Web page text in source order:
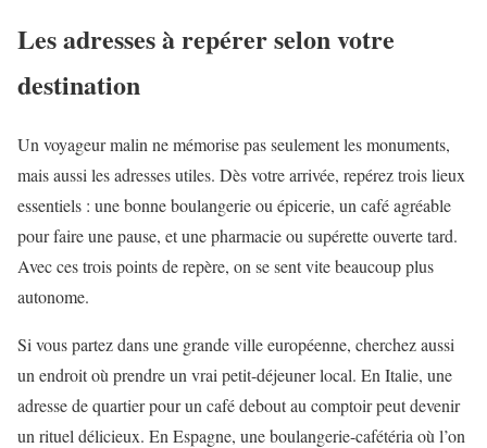
Les adresses à repérer selon votre
destination
Un voyageur malin ne mémorise pas seulement les monuments,
mais aussi les adresses utiles. Dès votre arrivée, repérez trois lieux
essentiels : une bonne boulangerie ou épicerie, un café agréable
pour faire une pause, et une pharmacie ou supérette ouverte tard.
Avec ces trois points de repère, on se sent vite beaucoup plus
autonome.
Si vous partez dans une grande ville européenne, cherchez aussi
un endroit où prendre un vrai petit-déjeuner local. En Italie, une
adresse de quartier pour un café debout au comptoir peut devenir
un rituel délicieux. En Espagne, une boulangerie-cafétéria où l’on